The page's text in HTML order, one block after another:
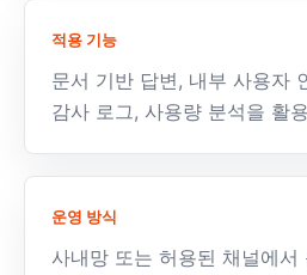
적용 기능
문서 기반 답변, 내부 사용자
감사 로그, 사용량 분석을 활
운영 방식
사내망 또는 허용된 채널에서